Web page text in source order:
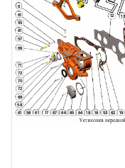
6
12 13
16
17 18 19
53
55
56
57
58
61
61
61 61 62
64
65
66
67
68
69
70
71
72
72